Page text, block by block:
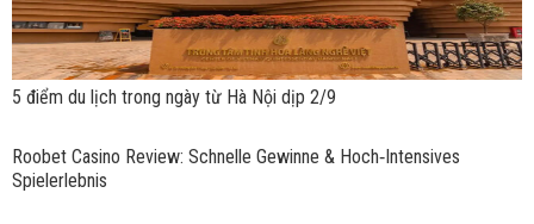
5 điểm du lịch trong ngày từ Hà Nội dịp 2/9
Roobet Casino Review: Schnelle Gewinne & Hoch‑Intensives
Spielerlebnis